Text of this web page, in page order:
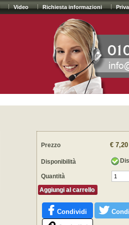
Video Richiesta informazioni
Prezzo € 7,20
Disponibilità
Quantità
Aggiungi al carrello
Condividi